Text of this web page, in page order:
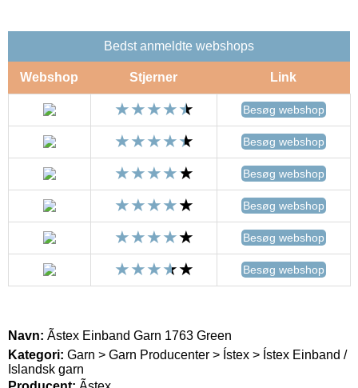
Bedst anmeldte webshops
Webshop Stjerner Link
Besøg webshop
Besøg webshop
Besøg webshop
Besøg webshop
Besøg webshop
Besøg webshop
Navn: Ãstex Einband Garn 1763 Green
Kategori: Garn > Garn Producenter > Ístex > Ístex Einband /
Islandsk garn